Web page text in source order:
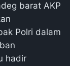
barat AKP
Polri dalam
hadir